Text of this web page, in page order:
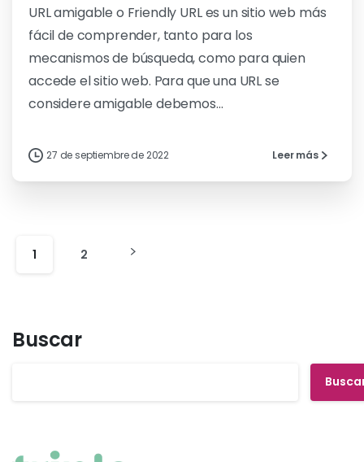
URL amigable o Friendly URL es un sitio web más
fácil de comprender, tanto para los
mecanismos de búsqueda, como para quien
accede el sitio web. Para que una URL se
considere amigable debemos...
27 de septiembre de 2022 Leer más
1 2
Buscar